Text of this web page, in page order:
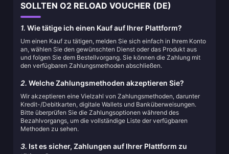
SOLLTEN O2 RELOAD VOUCHER (DE)
1. Wie tätige ich einen Kauf auf Ihrer Plattform?
Um einen Kauf zu tätigen, melden Sie sich einfach in Ihrem Konto
an, wählen Sie den gewünschten Dienst oder das Produkt aus
und folgen Sie dem Bestellvorgang. Sie können die Zahlung mit
den verfügbaren Zahlungsmethoden abschließen.
2. Welche Zahlungsmethoden akzeptieren Sie?
Wir akzeptieren eine Vielzahl von Zahlungsmethoden, darunter
Kredit-/Debitkarten, digitale Wallets und Banküberweisungen.
Bitte überprüfen Sie die Zahlungsoptionen während des
Bezahlvorgangs, um die vollständige Liste der verfügbaren
Methoden zu sehen.
3. Ist es sicher, Zahlungen auf Ihrer Plattform zu